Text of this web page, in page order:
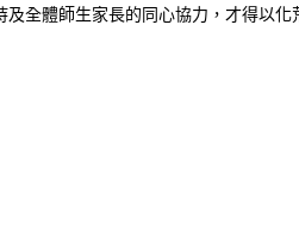
全體師生家長的同心協力，才得以